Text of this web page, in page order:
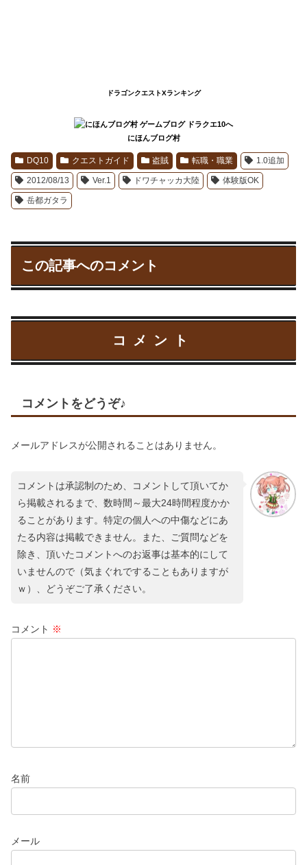
ドラゴンクエストXランキング
にほんブログ村
DQ10 クエストガイド 盗賊 転職・職業 1.0追加
2012/08/13 Ver.1 ドワチャッカ大陸 体験版OK
岳都ガタラ
この記事へのコメント
コメント
コメントをどうぞ♪
メールアドレスが公開されることはありません。
コメントは承認制のため、コメントして頂いてか
ら掲載されるまで、数時間～最大24時間程度かか
ることがあります。特定の個人への中傷などにあ
たる内容は掲載できません。また、ご質問などを
除き、頂いたコメントへのお返事は基本的にして
いませんので（気まぐれですることもありますが
ｗ）、どうぞご了承ください。
コメント ※
名前
メール